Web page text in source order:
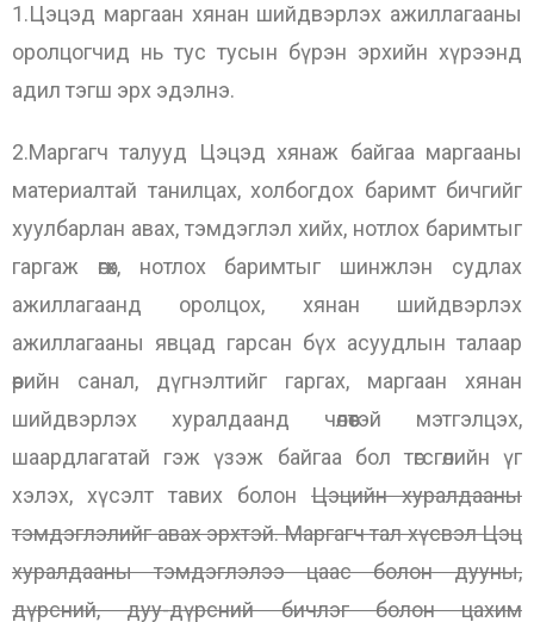
1.Цэцэд маргаан хянан шийдвэрлэх ажиллагааны
оролцогчид нь тус тусын бүрэн эрхийн хүрээнд
адил тэгш эрх эдэлнэ.
2.Маргагч талууд Цэцэд хянаж байгаа маргааны
материалтай танилцах, холбогдох баримт бичгийг
хуулбарлан авах, тэмдэглэл хийх, нотлох баримтыг
гаргаж өгөх, нотлох баримтыг шинжлэн судлах
ажиллагаанд оролцох, хянан шийдвэрлэх
ажиллагааны явцад гарсан бүх асуудлын талаар
өөрийн санал, дүгнэлтийг гаргах, маргаан хянан
шийдвэрлэх хуралдаанд чөлөөтэй мэтгэлцэх,
шаардлагатай гэж үзэж байгаа бол төгсгөлийн үг
хэлэх, хүсэлт тавих болон Цэцийн хуралдааны
тэмдэглэлийг авах эрхтэй. Маргагч тал хүсвэл Цэц
хуралдааны тэмдэглэлээ цаас болон дууны,
дүрсний, дуу-дүрсний бичлэг болон цахим